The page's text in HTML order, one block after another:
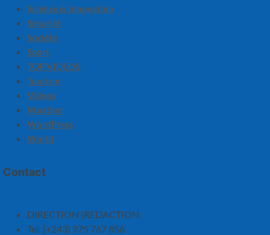
Science & Innovation
Sécurité
Société
Sport
TOP VIDEOS
Tourism
Videos
Weather
WordPress
World
Contact
DIRECTION |REDACTION
Tel: (+243) 975 767 856